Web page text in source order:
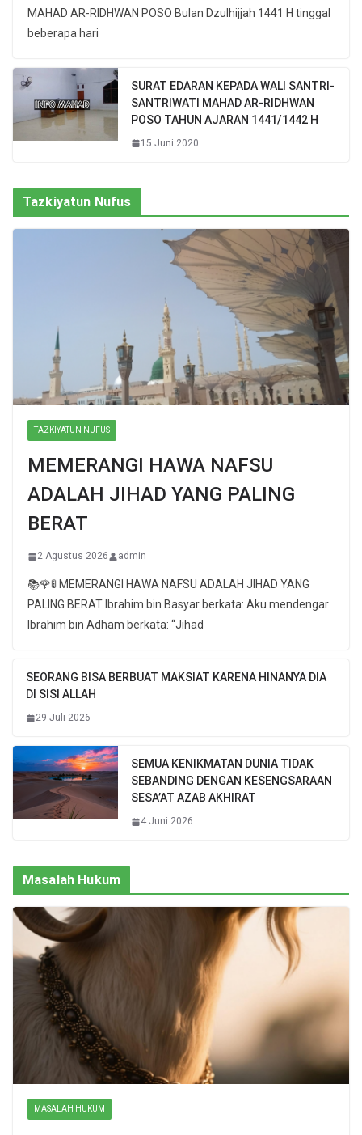
MAHAD AR-RIDHWAN POSO Bulan Dzulhijjah 1441 H tinggal
beberapa hari
SURAT EDARAN KEPADA WALI SANTRI-
SANTRIWATI MAHAD AR-RIDHWAN
POSO TAHUN AJARAN 1441/1442 H
15 Juni 2020
Tazkiyatun Nufus
TAZKIYATUN NUFUS
MEMERANGI HAWA NAFSU
ADALAH JIHAD YANG PALING
BERAT
2 Agustus 2026 admin
📚🌹🚦 MEMERANGI HAWA NAFSU ADALAH JIHAD YANG
PALING BERAT Ibrahim bin Basyar berkata: Aku mendengar
Ibrahim bin Adham berkata: “Jihad
SEORANG BISA BERBUAT MAKSIAT KARENA HINANYA DIA
DI SISI ALLAH
29 Juli 2026
SEMUA KENIKMATAN DUNIA TIDAK
SEBANDING DENGAN KESENGSARAAN
SESA’AT AZAB AKHIRAT
4 Juni 2026
Masalah Hukum
MASALAH HUKUM